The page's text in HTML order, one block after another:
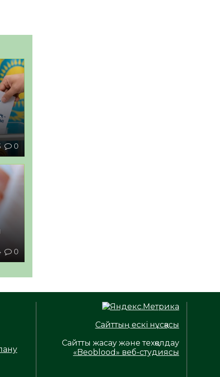
0
0
Сайттың ескі нұсқасы
Сайтты жасау және техқолдау
«Beoblood» веб-студиясы